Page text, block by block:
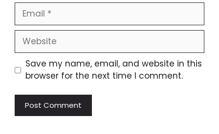
Save my name, email, and website in this
browser for the next time I comment.